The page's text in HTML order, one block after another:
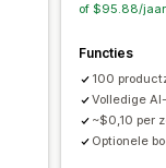
Denemarken
Indonesië Italië
of $95.88/
Functies
100
Volledige
~$0,10 per
Optionele